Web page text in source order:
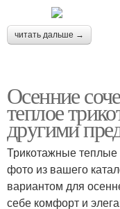
читать дальше →
Осенние
теплое
другими
Трикотажные теплые
фото из вашего
вариантом для
себе комфорт и